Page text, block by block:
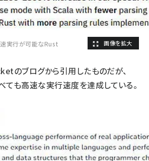
実行が可能なRust
のブログから引用したものだが、
も高速な実行速度を達成している。